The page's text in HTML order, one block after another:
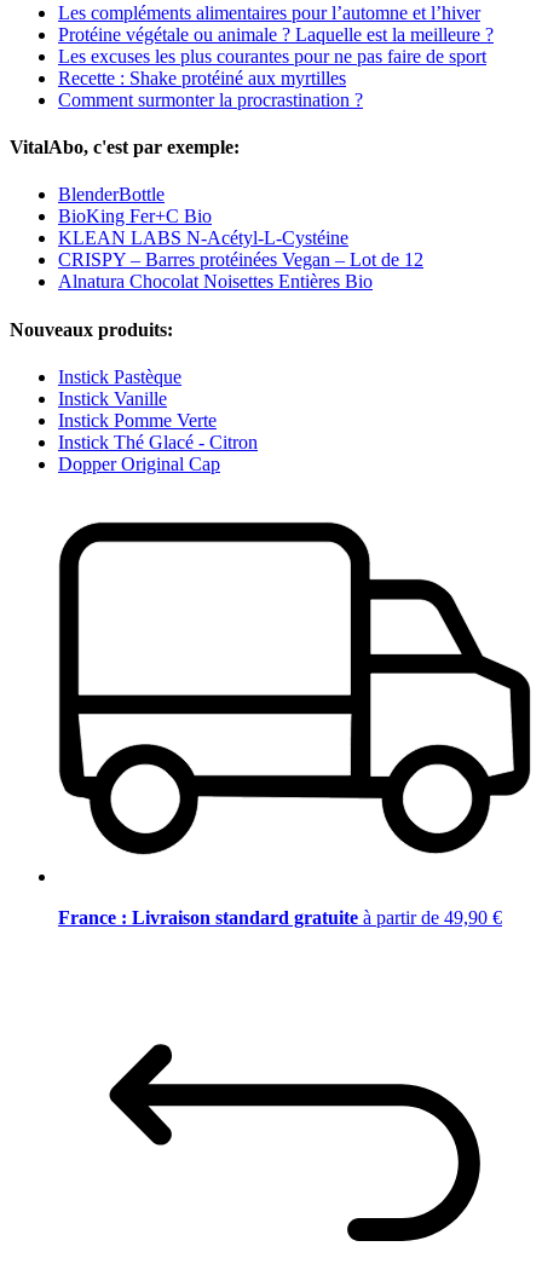
Les compléments alimentaires pour l’automne et l’hiver
Protéine végétale ou animale ? Laquelle est la meilleure ?
Les excuses les plus courantes pour ne pas faire de sport
Recette : Shake protéiné aux myrtilles
Comment surmonter la procrastination ?
VitalAbo, c'est par exemple:
BlenderBottle
BioKing Fer+C Bio
KLEAN LABS N-Acétyl-L-Cystéine
CRISPY – Barres protéinées Vegan – Lot de 12
Alnatura Chocolat Noisettes Entières Bio
Nouveaux produits:
Instick Pastèque
Instick Vanille
Instick Pomme Verte
Instick Thé Glacé - Citron
Dopper Original Cap
France : Livraison standard gratuite à partir de 49,90 €